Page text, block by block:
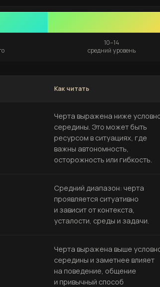
10–14
средний уровень
Как читать
Черта выражена ниже
середины. Это может быть
ресурсом в ситуациях, где
важны автономность,
осторожность или гибкость.
Средний диапазон: черта
проявляется ситуативно
и зависит от контекста,
усталости, среды и задачи.
Черта выражена выше
середины и заметнее влияет
на поведение, общение
и привычный способ